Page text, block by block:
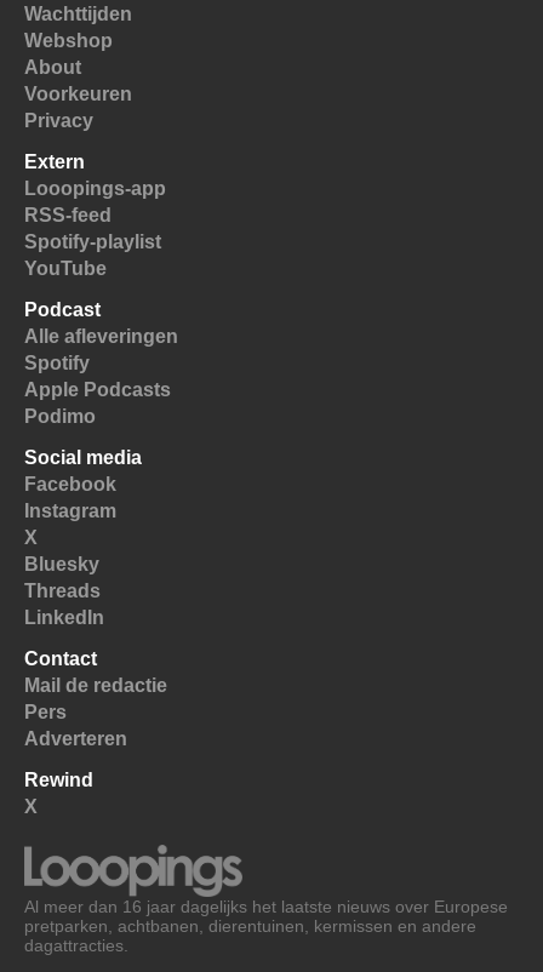
Wachttijden
Webshop
About
Voorkeuren
Privacy
Extern
Looopings-app
RSS-feed
Spotify-playlist
YouTube
Podcast
Alle afleveringen
Spotify
Apple Podcasts
Podimo
Social media
Facebook
Instagram
X
Bluesky
Threads
LinkedIn
Contact
Mail de redactie
Pers
Adverteren
Rewind
X
Al meer dan 16 jaar dagelijks het laatste nieuws over Europese
pretparken, achtbanen, dierentuinen, kermissen en andere
dagattracties.